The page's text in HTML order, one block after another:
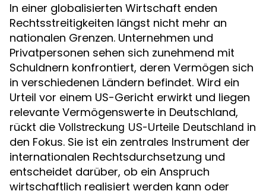
In einer globalisierten Wirtschaft enden
Rechtsstreitigkeiten längst nicht mehr an
nationalen Grenzen. Unternehmen und
Privatpersonen sehen sich zunehmend mit
Schuldnern konfrontiert, deren Vermögen sich
in verschiedenen Ländern befindet. Wird ein
Urteil vor einem US-Gericht erwirkt und liegen
relevante Vermögenswerte in Deutschland,
rückt die Vollstreckung US-Urteile Deutschland in
den Fokus. Sie ist ein zentrales Instrument der
internationalen Rechtsdurchsetzung und
entscheidet darüber, ob ein Anspruch
wirtschaftlich realisiert werden kann oder